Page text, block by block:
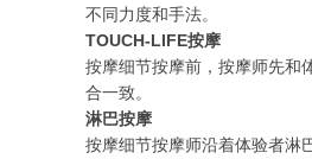
不同力度和手法。
TOUCH-LIFE按摩
按摩细节按摩前，按摩师先和
合一致。
淋巴按摩
按摩细节按摩师沿着体验者淋